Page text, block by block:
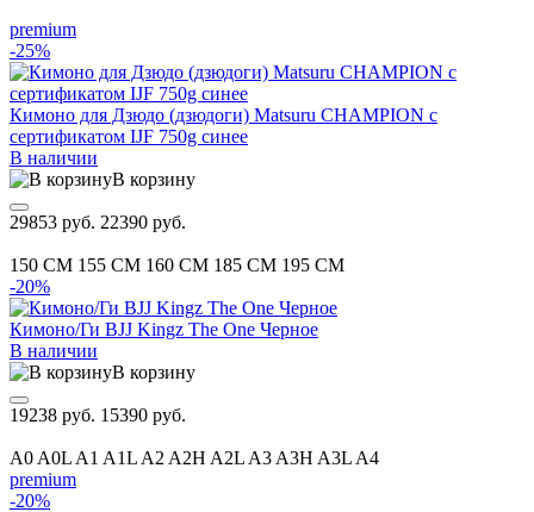
premium
-25%
Кимоно для Дзюдо (дзюдоги) Matsuru CHAMPION с
сертификатом IJF 750g синее
В наличии
В корзину
29853 руб. 22390 руб.
150 CM 155 CM 160 CM 185 CM 195 CM
-20%
Кимоно/Ги BJJ Kingz The One Черное
В наличии
В корзину
19238 руб. 15390 руб.
A0 A0L A1 A1L A2 A2H A2L A3 A3H A3L A4
premium
-20%